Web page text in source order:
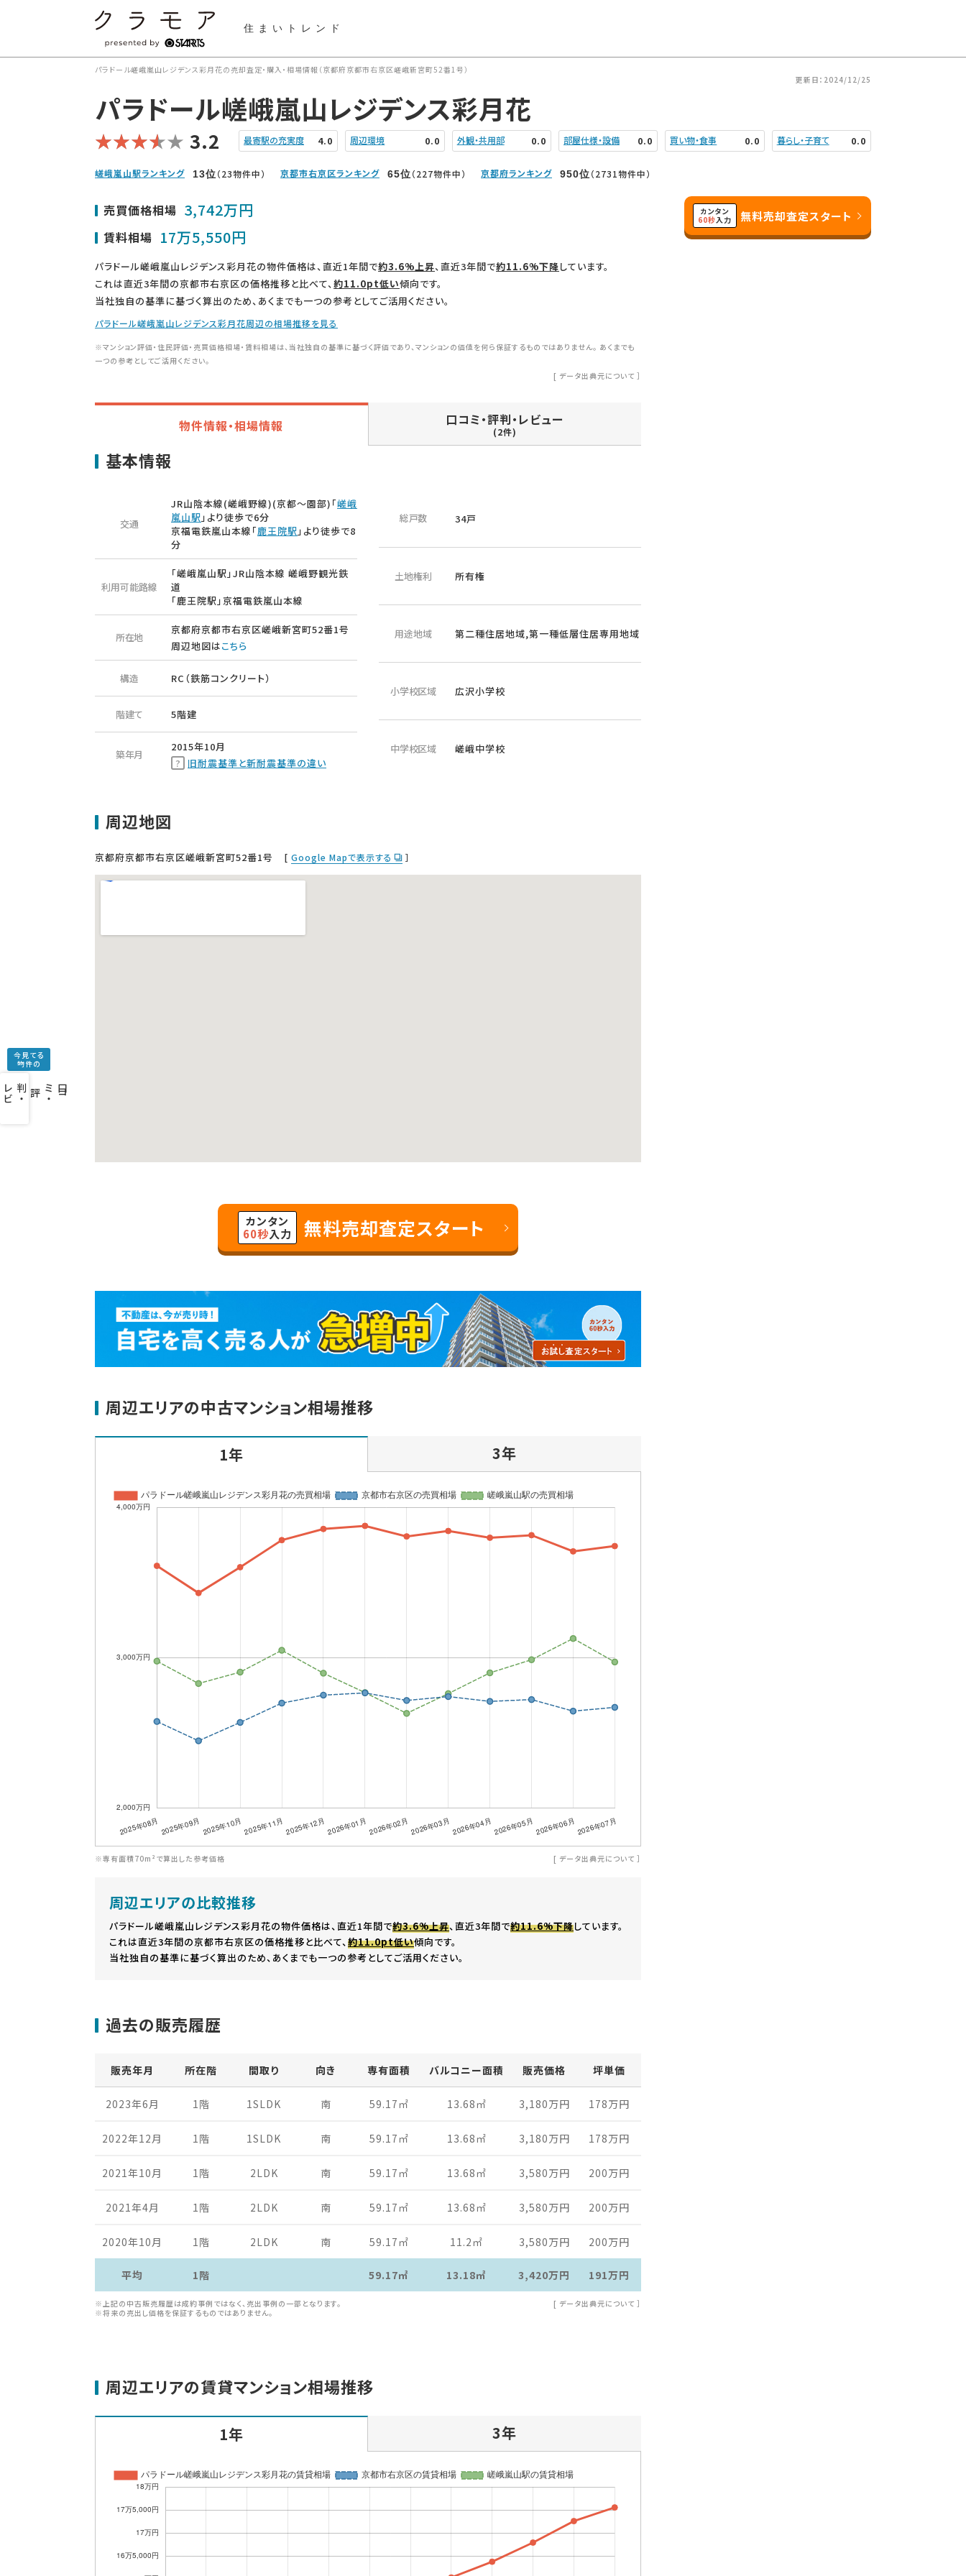
住まいトレンド
パラドール嵯峨嵐山レジデンス彩月花の売却査定・購入・相場情報（京都府京都市右京区嵯峨新宮町52番1号）
更新日：2024/12/25
パラドール嵯峨嵐山レジデンス彩月花
3.2 最寄駅の充実度 4.0 周辺環境 0.0 外観・共用部 0.0 部屋仕様・設備 0.0 買い物・食事 0.0 暮らし・子育て 0.0
嵯峨嵐山駅ランキング 13位（23物件中） 京都市右京区ランキング 65位（227物件中） 京都府ランキング 950位（2731物件中）
今見てる
物件の
口
コ
ミ
・
評 判
・
レ
ビ
ュ
ー
を
み
売買価格相場 3,742万円
賃料相場 17万5,550円
パラドール嵯峨嵐山レジデンス彩月花の物件価格は、直近1年間で約3.6%上昇、直近3年間で約11.6%下降しています。
これは直近3年間の京都市右京区の価格推移と比べて、約11.0pt低い傾向です。
当社独自の基準に基づく算出のため、あくまでも一つの参考としてご活用ください。
パラドール嵯峨嵐山レジデンス彩月花周辺の相場推移を見る
※マンション評価・住民評価・売買価格相場・賃料相場は、当社独自の基準に基づく評価であり、マンションの価値を何ら保証するものではありません。 あくまでも
一つの参考としてご活用ください。
[ データ出典元について ］
物件情報・相場情報 口コミ・評判・レビュー
(2件)
基本情報
交通
JR山陰本線(嵯峨野線)(京都～園部)「嵯峨
嵐山駅 」より徒歩で6分
京福電鉄嵐山本線「鹿王院駅 」より徒歩で8
分
利用可能路線
「嵯峨嵐山駅」JR山陰本線 嵯峨野観光鉄
道
「鹿王院駅」京福電鉄嵐山本線
所在地
京都府京都市右京区嵯峨新宮町52番1号
周辺地図はこちら
構造 RC（鉄筋コンクリート）
階建て 5階建
築年月
2015年10月
旧耐震基準と新耐震基準の違い
総戸数 34戸
土地権利 所有権
用途地域 第二種住居地域,第一種低層住居専用地域
小学校区域 広沢小学校
中学校区域 嵯峨中学校
周辺地図
京都府京都市右京区嵯峨新宮町52番1号 [ Google Mapで表示する ］
カンタン
60秒入力 無料売却査定スタート
周辺エリアの中古マンション相場推移
1年 3年
※専有面積70m²で算出した参考価格 [ データ出典元について ］
周辺エリアの比較推移
パラドール嵯峨嵐山レジデンス彩月花の物件価格は、直近1年間で約3.6%上昇、直近3年間で約11.6%下降しています。
これは直近3年間の京都市右京区の価格推移と比べて、 約11.0pt低い傾向です。
当社独自の基準に基づく算出のため、あくまでも一つの参考としてご活用ください。
過去の販売履歴
販売年月 所在階 間取り 向き 専有面積 バルコニー面積 販売価格 坪単価
2023年6月 1階 1SLDK 南 59.17 ㎡ 13.68 ㎡ 3,180万円 178万円
2022年12月 1階 1SLDK 南 59.17 ㎡ 13.68 ㎡ 3,180万円 178万円
2021年10月 1階 2LDK 南 59.17 ㎡ 13.68 ㎡ 3,580万円 200万円
2021年4月 1階 2LDK 南 59.17 ㎡ 13.68 ㎡ 3,580万円 200万円
2020年10月 1階 2LDK 南 59.17 ㎡ 11.2 ㎡ 3,580万円 200万円
平均 1階 59.17㎡ 13.18㎡ 3,420万円 191万円
※上記の中古販売履歴は成約事例ではなく、売出事例の一部となります。
※将来の売出し価格を保証するものではありません。
[ データ出典元について ］
周辺エリアの賃貸マンション相場推移
1年 3年
カンタン
60秒入力 無料売却査定スタート